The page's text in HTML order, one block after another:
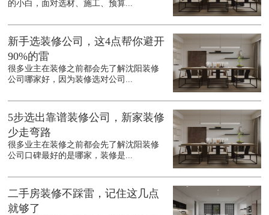
的小白，面对选材、施工、预算...
新手选装修公司，这4点帮你避开
90%的雷
很多业主在装修之前都会先了解沈阳装修
公司哪家好，因为装修选对公司...
5步选出靠谱装修公司，新家装修
少走弯路
很多业主在装修之前都会先了解沈阳装修
公司口碑最好的是哪家，装修是...
二手房装修不踩雷，记住这几点
就够了